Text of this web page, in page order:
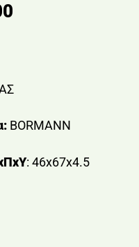
BORMANN
: 46x67x4.5